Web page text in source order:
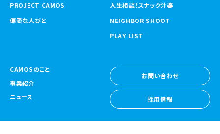
PROJECT CAMOS
偏愛な人びと
人生相談！スナック汁婆
NEIGHBOR SHOOT
PLAY LIST
CAMOSのこと
事業紹介
ニュース
お問い合わせ
お問い合わせ
採用情報